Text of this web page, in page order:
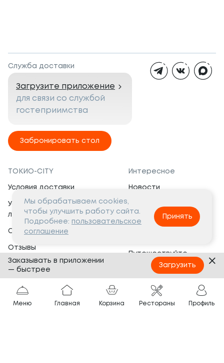
Служба доставки
Загрузите приложение
для связи со службой
гостеприимства
Забронировать стол
ТОКИО-CITY
Условия доставки
Условия программы
лояльности
Сертификаты
Отзывы
Банкеты
Вопросы и ответы
Интересное
Новости
Вакансии
Социальная жизнь
Путешествуйте
с ТОКИО-CITY
Партнёрам
Франшиза
Меню Главная Корзина Рестораны Профиль
Мы обрабатываем cookies,
чтобы улучшить работу сайта.
Подробнее: пользовательское
соглашение
Принять
Заказывать в приложении
— быстрее
Загрузить